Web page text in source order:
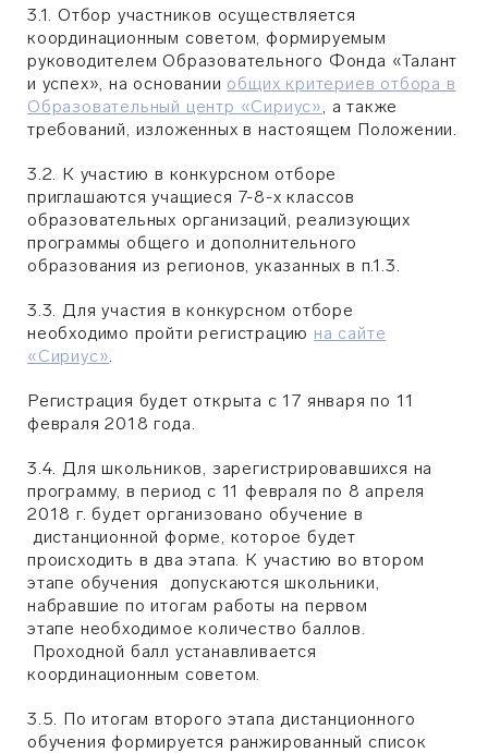
3.1. Отбор участников осуществляется
координационным советом, формируемым
руководителем Образовательного Фонда «Талант
и успех», на основании общих критериев отбора в
Образовательный центр «Сириус», а также
требований, изложенных в настоящем Положении.
3.2. К участию в конкурсном отборе
приглашаются учащиеся 7-8-х классов
образовательных организаций, реализующих
программы общего и дополнительного
образования из регионов, указанных в п.1.3.
3.3. Для участия в конкурсном отборе
необходимо пройти регистрацию на сайте
«Сириус».
Регистрация будет открыта с 17 января по 11
февраля 2018 года.
3.4. Для школьников, зарегистрировавшихся на
программу, в период с 11 февраля по 8 апреля
2018 г. будет организовано обучение в
дистанционной форме, которое будет
происходить в два этапа. К участию во втором
этапе обучения допускаются школьники,
набравшие по итогам работы на первом
этапе необходимое количество баллов.
Проходной балл устанавливается
координационным советом.
3.5. По итогам второго этапа дистанционного
обучения формируется ранжированный список